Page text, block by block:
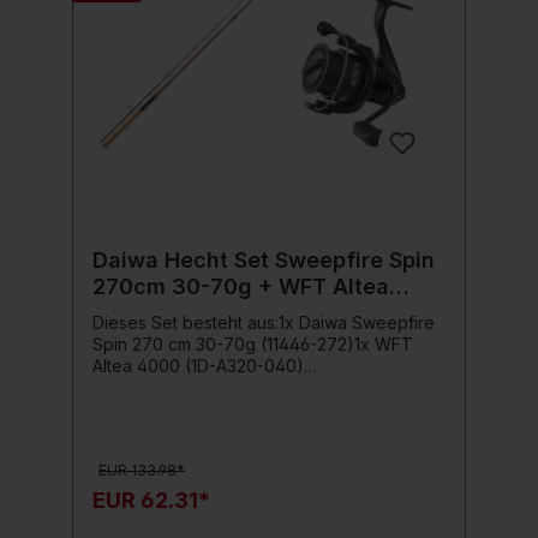
141 cmGewicht: 200 gLieferumfangDie
Lieferung umfasst die zweiteilige Daiwa
Sweepfire Spin Rute, verpackt in einer
schützenden Transporthülle.
Daiwa Hecht Set Sweepfire Spin
270cm 30-70g + WFT Altea
4000
Dieses Set besteht aus:1x Daiwa Sweepfire
Spin 270 cm 30-70g (11446-272)1x WFT
Altea 4000 (1D-A320-040)
ermöglichen eine gute Köderführung. Im Drill
zeigen sich die Daiwa Sweepfire Ruten
EUR 133.98*
EUR 62.31*